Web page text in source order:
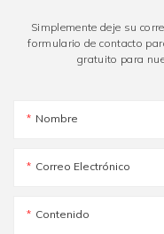
Simplemente deje su
formulario de contacto
gratuito para
Nombre
Correo Electrónico
Contenido